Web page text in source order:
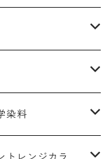
染料